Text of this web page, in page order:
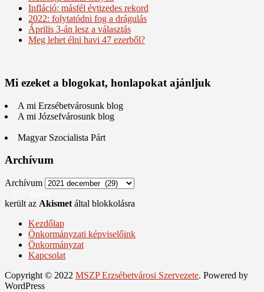
Infláció: másfél évtizedes rekord
2022: folytatódni fog a drágulás
Április 3-án lesz a választás
Meg lehet élni havi 47 ezerből?
Mi ezeket a blogokat, honlapokat ajánljuk
A mi Erzsébetvárosunk blog
A mi Józsefvárosunk blog
Magyar Szocialista Párt
Archívum
Archívum
került az Akismet által blokkolásra
Kezdőlap
Önkormányzati képviselőink
Önkormányzat
Kapcsolat
Copyright © 2022 MSZP Erzsébetvárosi Szervezete. Powered by
WordPress